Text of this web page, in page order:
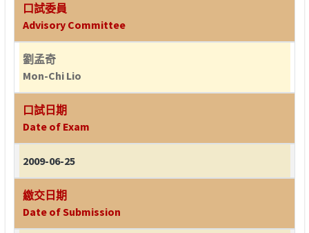
口試委員
Advisory Committee
劉孟奇
Mon-Chi Lio
口試日期
Date of Exam
2009-06-25
繳交日期
Date of Submission